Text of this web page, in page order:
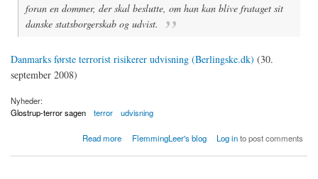
foran en dommer, der skal beslutte, om han kan blive frataget sit
danske statsborgerskab og udvist.
Danmarks første terrorist risikerer udvisning (Berlingske.dk) (30.
september 2008)
Nyheder:
Glostrup-terror sagen
terror udvisning
Read more
about Danmarks første terrorist risikerer udvisning
FlemmingLeer's blog Log into post comments